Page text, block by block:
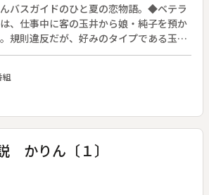
バスガイドのひと夏の恋物語。◆ベテラ
、仕事中に客の玉井から娘・純子を預か
規則違反だが、好みのタイプである玉井
けてしまう。約束の時間になっても玉井
っと戻ってきたと思ったら財布をすられ
子は二人を家に泊め、そのまま面倒を見
。
組
かりん〔１〕